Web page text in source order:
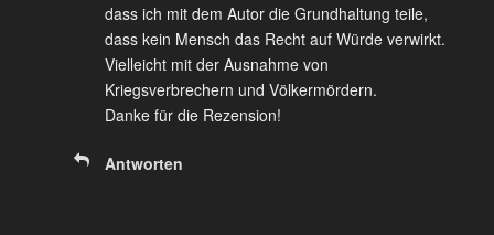
dass ich mit dem Autor die Grundhaltung teile,
dass kein Mensch das Recht auf Würde verwirkt.
Vielleicht mit der Ausnahme von
Kriegsverbrechern und Völkermördern.
Danke für die Rezension!
Antworten